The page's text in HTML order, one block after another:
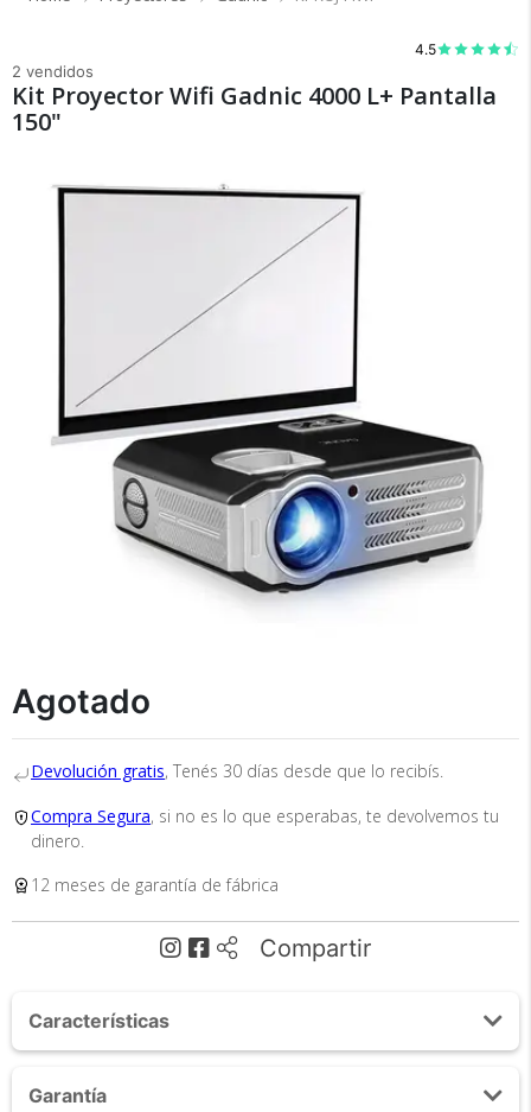
4.5
2 vendidos
Kit Proyector Wifi Gadnic 4000 L+ Pantalla
150"
Agotado
Devolución gratis, Tenés 30 días desde que lo recibís.
Compra Segura, si no es lo que esperabas, te devolvemos tu
dinero.
12 meses de garantía de fábrica
Compartir
Características
Wifi
Garantía
En Bidcom te aseguramos recibir el producto
que esperabas o te devolvemos el 100% de tu
Tu compra segura
Cumplimos con los más altos estándares de
Asegurado
Todos nuestros envíos
cuentan con seguro total.